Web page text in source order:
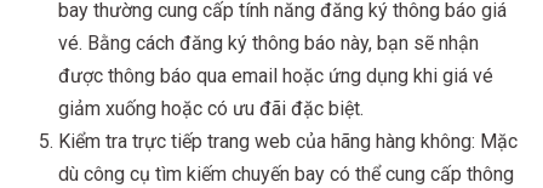
bay thường cung cấp tính năng đăng ký thông báo giá
vé. Bằng cách đăng ký thông báo này, bạn sẽ nhận
được thông báo qua email hoặc ứng dụng khi giá vé
giảm xuống hoặc có ưu đãi đặc biệt.
Kiểm tra trực tiếp trang web của hãng hàng không: Mặc
dù công cụ tìm kiếm chuyến bay có thể cung cấp thông